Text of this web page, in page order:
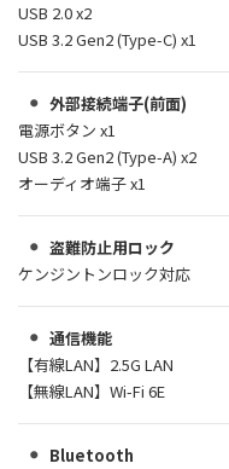
USB 2.0 x2
USB 3.2 Gen2 (Type-C) x1
外部接続端子(前面)
電源ボタン x1
USB 3.2 Gen2 (Type-A) x2
オーディオ端子 x1
盗難防止用ロック
ケンジントンロック対応
通信機能
【有線LAN】2.5G LAN
【無線LAN】Wi-Fi 6E
Bluetooth